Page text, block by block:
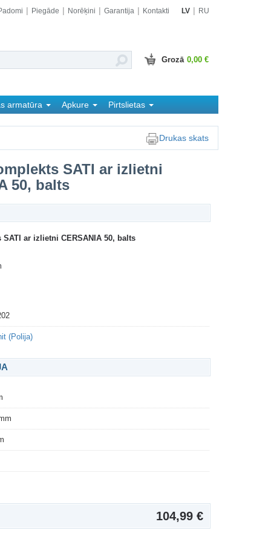
Piegāde Norēķini Garantija Kontakti LV RU
Grozā 0,00 €
armatūra Apkure
Pirtslietas
Drukas skats
SATI ar izlietni
50, balts
SATI ar izlietni CERSANIA 50, balts
(Polija)
104,99 €